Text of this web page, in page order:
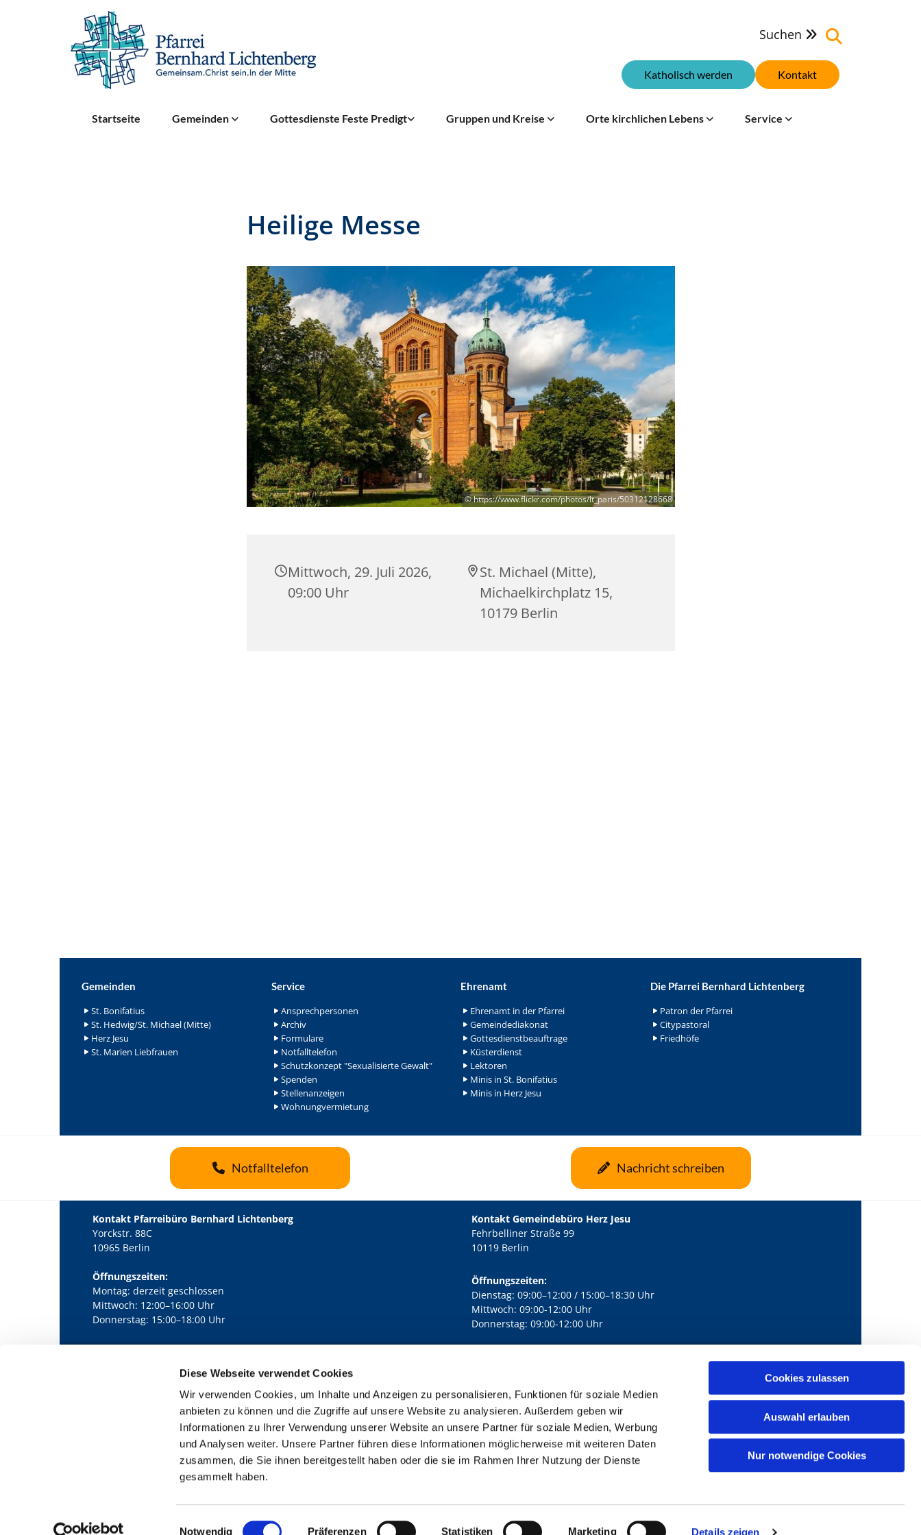
Diese Webseite verwendet Cookies
Wir verwenden Cookies, um Inhalte und Anzeigen zu personalisieren, Funktionen für soziale Medien
anbieten zu können und die Zugriffe auf unsere Website zu analysieren. Außerdem geben wir
Informationen zu Ihrer Verwendung unserer Website an unsere Partner für soziale Medien, Werbung
und Analysen weiter. Unsere Partner führen diese Informationen möglicherweise mit weiteren Daten
zusammen, die Sie ihnen bereitgestellt haben oder die sie im Rahmen Ihrer Nutzung der Dienste
gesammelt haben.
Notwendig Präferenzen Statistiken Marketing Details zeigen
Cookies zulassen
Auswahl erlauben
Nur notwendige Cookies
Suchen 
Kontakt
Katholisch werden
Startseite Gemeinden Gottesdienste Feste Predigt Gruppen und Kreise Orte kirchlichen Lebens Service
Heilige Messe
© https://www.flickr.com/photos/lt_paris/50312128668
Mittwoch, 29. Juli 2026,
09:00 Uhr
St. Michael (Mitte),
Michaelkirchplatz 15,
10179 Berlin
Gemeinden
St. Bonifatius
St. Hedwig/St. Michael (Mitte)
Herz Jesu
St. Marien Liebfrauen
Service
Ansprechpersonen
Archiv
Formulare
Notfalltelefon
Schutzkonzept "Sexualisierte Gewalt"
Spenden
Stellenanzeigen
Wohnungvermietung
Ehrenamt
Ehrenamt in der Pfarrei
Gemeindediakonat
Gottesdienstbeauftrage
Küsterdienst
Lektoren
Minis in St. Bonifatius
Minis in Herz Jesu
Die Pfarrei Bernhard Lichtenberg
Patron der Pfarrei
Citypastoral
Friedhöfe
Notfalltelefon Nachricht schreiben
Kontakt Pfarreibüro Bernhard Lichtenberg
Yorckstr. 88C
10965 Berlin
Öffnungszeiten:
Montag: derzeit geschlossen
Mittwoch: 12:00–16:00 Uhr
Donnerstag: 15:00–18:00 Uhr
Kontakt Gemeindebüro Herz Jesu
Fehrbelliner Straße 99
10119 Berlin
Öffnungszeiten:
Dienstag: 09:00–12:00 / 15:00–18:30 Uhr
Mittwoch: 09:00-12:00 Uhr
Donnerstag: 09:00-12:00 Uhr
Kath. Kirchengemeinde Pfarrei Bernhard Lichtenberg Berlin-Mitte · Yorckstr. 88C, 10965 Berlin mail@bernhard-lichtenberg.berlin
Kontaktinformationen Impressum